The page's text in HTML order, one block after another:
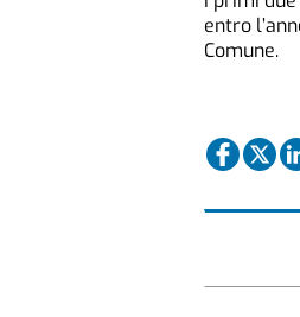
entro
Comune.